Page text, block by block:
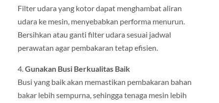
Filter udara yang kotor dapat menghambat aliran
udara ke mesin, menyebabkan performa menurun.
Bersihkan atau ganti filter udara sesuai jadwal
perawatan agar pembakaran tetap efisien.
4.Gunakan Busi Berkualitas Baik
Busi yang baik akan memastikan pembakaran bahan
bakar lebih sempurna, sehingga tenaga mesin lebih